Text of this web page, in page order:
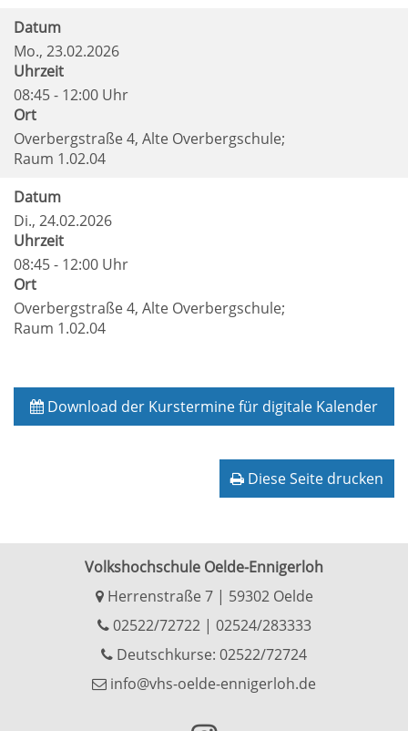
Datum
Mo., 23.02.2026
Uhrzeit
08:45 - 12:00 Uhr
Ort
Overbergstraße 4, Alte Overbergschule;
Raum 1.02.04
Datum
Di., 24.02.2026
Uhrzeit
08:45 - 12:00 Uhr
Ort
Overbergstraße 4, Alte Overbergschule;
Raum 1.02.04
Download der Kurstermine für digitale Kalender
Diese Seite drucken
Volkshochschule Oelde-Ennigerloh
Herrenstraße 7 | 59302 Oelde
02522/72722| 02524/283333
Deutschkurse: 02522/72724
info@vhs-oelde-ennigerloh.de